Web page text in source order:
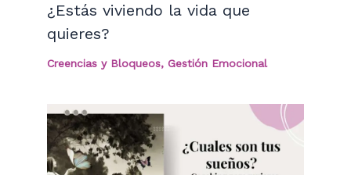
¿Estás viviendo la vida que
quieres?
Creencias y Bloqueos, Gestión Emocional